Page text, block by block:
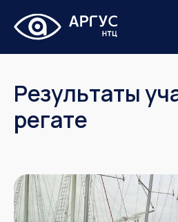
Результаты
регате